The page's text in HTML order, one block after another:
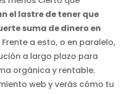
el lastre de tener que
suma de dinero en
Frente a esto, o en paralelo,
a largo plazo para
orgánica y rentable.
web y verás cómo tu